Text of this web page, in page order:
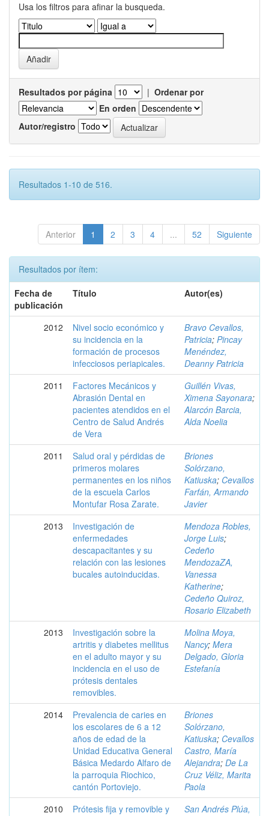
Usa los filtros para afinar la busqueda.
Resultados por página | Ordenar por
En orden
Autor/registro
Resultados 1-10 de 516.
Anterior 1 2 3 4 ... 52 Siguiente
Resultados por ítem:
Fecha de
publicación
Título Autor(es)
2012
Nivel socio económico y
su incidencia en la
formación de procesos
infecciosos periapicales.
Bravo Cevallos,
Patricia; Pincay
Menéndez,
Deanny Patricia
2011
Factores Mecánicos y
Abrasión Dental en
pacientes atendidos en el
Centro de Salud Andrés
de Vera
Guillén Vivas,
Ximena Sayonara;
Alarcón Barcia,
Alda Noelia
2011
Salud oral y pérdidas de
primeros molares
permanentes en los niños
de la escuela Carlos
Montufar Rosa Zarate.
Briones
Solórzano,
Katiuska; Cevallos
Farfán, Armando
Javier
2013
Investigación de
enfermedades
descapacitantes y su
relación con las lesiones
bucales autoinducidas.
Mendoza Robles,
Jorge Luis;
Cedeño
MendozaZA,
Vanessa
Katherine;
Cedeño Quiroz,
Rosario Elizabeth
2013
Investigación sobre la
artritis y diabetes mellitus
en el adulto mayor y su
incidencia en el uso de
prótesis dentales
removibles.
Molina Moya,
Nancy; Mera
Delgado, Gloria
Estefanía
2014
Prevalencia de caries en
los escolares de 6 a 12
años de edad de la
Unidad Educativa General
Básica Medardo Alfaro de
la parroquia Riochico,
cantón Portoviejo.
Briones
Solórzano,
Katiuska; Cevallos
Castro, María
Alejandra; De La
Cruz Véliz, Marita
Paola
2010
Prótesis fija y removible y
San Andrés Plúa,